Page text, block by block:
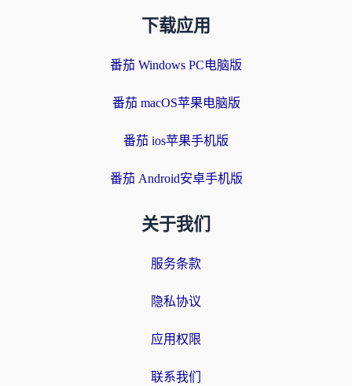
下载应用
番茄 Windows PC电脑版
番茄 macOS苹果电脑版
番茄 ios苹果手机版
番茄 Android安卓手机版
关于我们
服务条款
隐私协议
应用权限
联系我们